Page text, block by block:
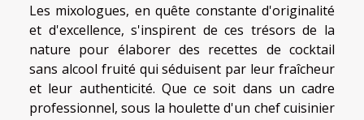
Les mixologues, en quête constante d'originalité
et d'excellence, s'inspirent de ces trésors de la
nature pour élaborer des recettes de cocktail
sans alcool fruité qui séduisent par leur fraîcheur
et leur authenticité. Que ce soit dans un cadre
professionnel, sous la houlette d'un chef cuisinier